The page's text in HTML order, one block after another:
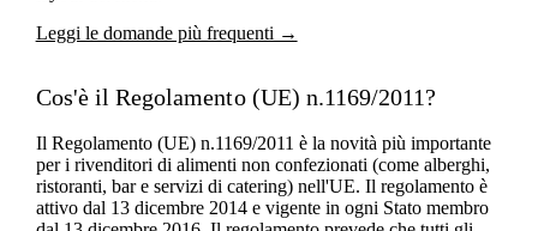
Leggi le domande più frequenti →
Cos'è il Regolamento (UE) n.1169/2011?
Il Regolamento (UE) n.1169/2011 è la novità più importante
per i rivenditori di alimenti non confezionati (come alberghi,
ristoranti, bar e servizi di catering) nell'UE. Il regolamento è
attivo dal 13 dicembre 2014 e vigente in ogni Stato membro